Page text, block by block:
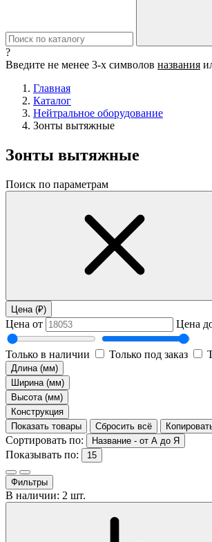
?
Введите не менее 3-х символов названия
Главная
Каталог
Нейтральное оборудование
Зонты вытяжные
Зонты вытяжные
Поиск по параметрам
Цена (₽)
Цена от Цена
Только в наличии Только под заказ
Длина (мм)
Ширина (мм)
Высота (мм)
Конструкция
Показать товары
Сбросить всё
Сортировать по: Название - от А до Я
Показывать по: 15
Фильтры
В наличии: 2 шт.